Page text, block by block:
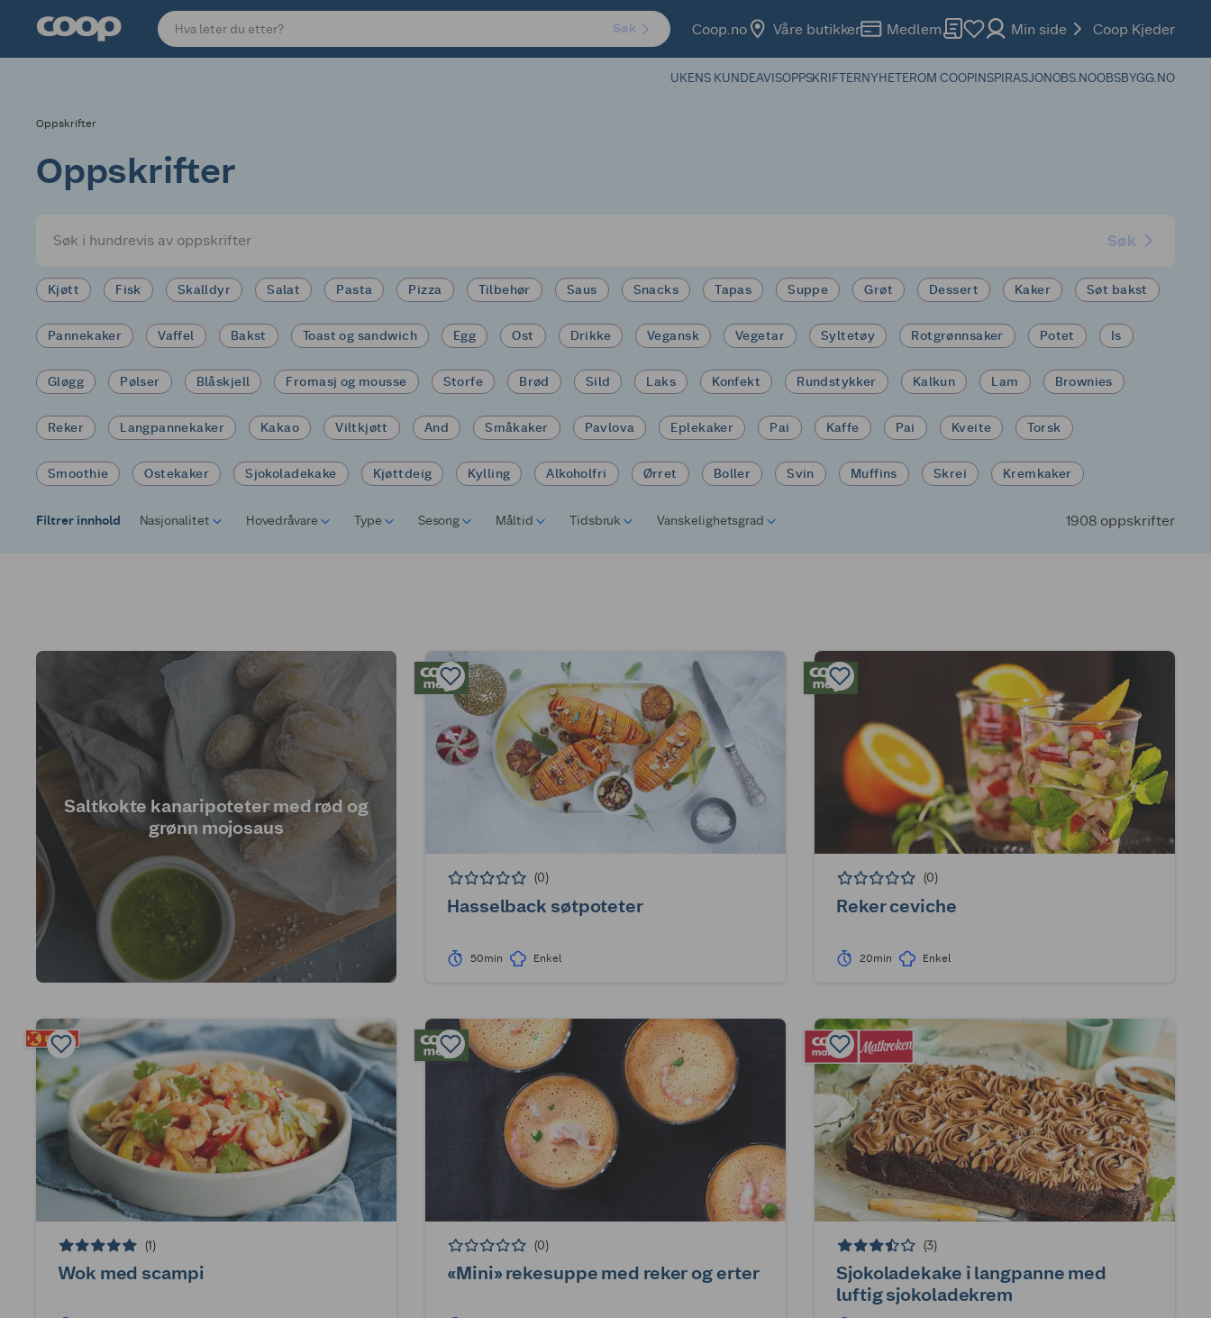
Søk Coop.no Våre butikker Medlem Min side Coop Kjeder
UKENS KUNDEAVISOPPSKRIFTERNYHETEROM COOPINSPIRASJONOBS.NOOBSBYGG.NO
Oppskrifter
Oppskrifter
Søk
Kjøtt Fisk Skalldyr Salat Pasta Pizza Tilbehør Saus Snacks Tapas Suppe Grøt Dessert Kaker Søt bakst
Pannekaker Vaffel Bakst Toast og sandwich Egg Ost Drikke Vegansk Vegetar Syltetøy Rotgrønnsaker Potet Is
Gløgg Pølser Blåskjell Fromasj og mousse Storfe Brød Sild Laks Konfekt Rundstykker Kalkun Lam Brownies
Reker Langpannekaker Kakao Viltkjøtt And Småkaker Pavlova Eplekaker Pai Kaffe Pai Kveite Torsk
Smoothie Ostekaker Sjokoladekake Kjøttdeig Kylling Alkoholfri Ørret Boller Svin Muffins Skrei Kremkaker
Filtrer innhold Nasjonalitet Hovedråvare Type Sesong Måltid Tidsbruk Vanskelighetsgrad 1908 oppskrifter
Saltkokte kanaripoteter med rød og
grønn mojosaus
(0)
Hasselback søtpoteter
50min Enkel
(0)
Reker ceviche
20min Enkel
(1)
Wok med scampi
(0)
«Mini» rekesuppe med reker og erter
(3)
Sjokoladekake i langpanne med
luftig sjokoladekrem